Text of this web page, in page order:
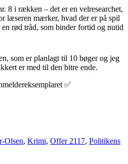
8 i rækken – det er en velresearchet,
læseren mærker, hvad der er på spil
rød tråd, som binder fortid og nutid
som er planlagt til 10 bøger og jeg
er med til den bitre ende.
✅
Olsen, Krimi, Offer 2117, Politikens